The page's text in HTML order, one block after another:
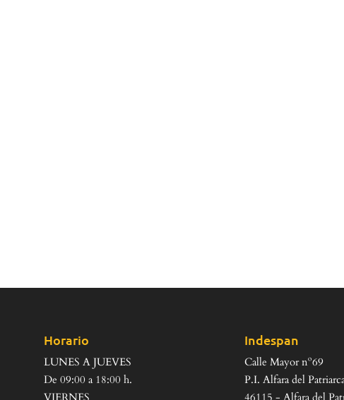
Horario
LUNES A JUEVES
De 09:00 a 18:00 h.
VIERNES
Indespan
Calle Mayor nº69
P.I. Alfara del
46115 - Alfara del